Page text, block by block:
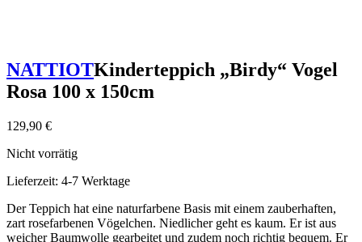
NATTIOTKinderteppich „Birdy“ Vogel
Rosa 100 x 150cm
129,90 €
Nicht vorrätig
Lieferzeit: 4-7 Werktage
Der Teppich hat eine naturfarbene Basis mit einem zauberhaften,
zart rosefarbenen Vögelchen. Niedlicher geht es kaum. Er ist aus
weicher Baumwolle gearbeitet und zudem noch richtig bequem. Er